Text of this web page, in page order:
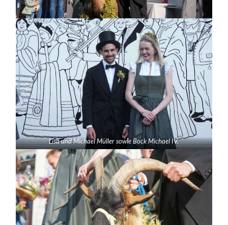
Lisa und Michael Müller sowie Bock Michael IV.